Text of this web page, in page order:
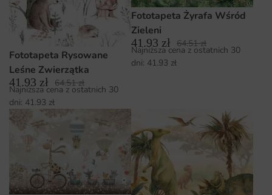
Fototapeta Rysowane
Leśne Zwierzątka
41.93 zł 64.51zł
Najniższa cena z ostatnich 30
dni: 41.93 zł
Fototapeta Żyrafa Wśród
Zieleni
41.93 zł 64.51zł
Najniższa cena z ostatnich 30
dni: 41.93 zł